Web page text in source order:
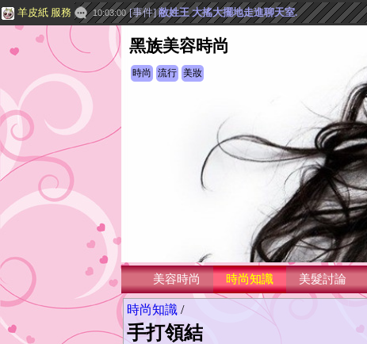
羊皮紙 服務 10:03:00 [事件]敝姓王大搖大擺地走進聊天室.
黑族美容時尚
時尚 流行 美妝
美容時尚 時尚知識 美髮討論
時尚知識/
手打領結